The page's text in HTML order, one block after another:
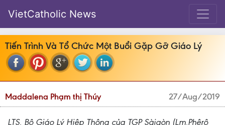
VietCatholic News
Tiến Trình Và Tổ Chức Một Buổi Gặp Gỡ Giáo Lý
Maddalena Phạm thị Thúy 27/Aug/2019
LTS. Bộ Giáo Lý Hiệp Thông của TGP Sàigòn (Lm.Phêrô